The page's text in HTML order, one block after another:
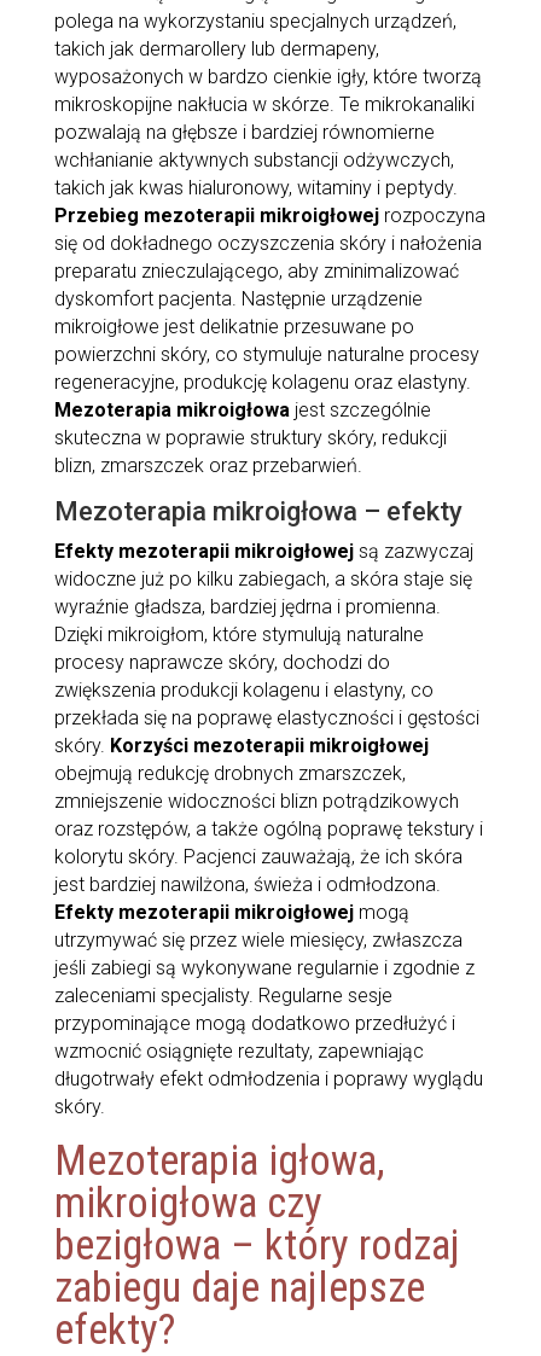
polega na wykorzystaniu specjalnych urządzeń,
takich jak dermarollery lub dermapeny,
wyposażonych w bardzo cienkie igły, które tworzą
mikroskopijne nakłucia w skórze. Te mikrokanaliki
pozwalają na głębsze i bardziej równomierne
wchłanianie aktywnych substancji odżywczych,
takich jak kwas hialuronowy, witaminy i peptydy.
Przebieg mezoterapii mikroigłowejrozpoczyna
się od dokładnego oczyszczenia skóry i nałożenia
preparatu znieczulającego, aby zminimalizować
dyskomfort pacjenta. Następnie urządzenie
mikroigłowe jest delikatnie przesuwane po
powierzchni skóry, co stymuluje naturalne procesy
regeneracyjne, produkcję kolagenu oraz elastyny.
Mezoterapia mikroigłowajest szczególnie
skuteczna w poprawie struktury skóry, redukcji
blizn, zmarszczek oraz przebarwień.
Mezoterapia mikroigłowa – efekty
Efekty mezoterapii mikroigłowejsą zazwyczaj
widoczne już po kilku zabiegach, a skóra staje się
wyraźnie gładsza, bardziej jędrna i promienna.
Dzięki mikroigłom, które stymulują naturalne
procesy naprawcze skóry, dochodzi do
zwiększenia produkcji kolagenu i elastyny, co
przekłada się na poprawę elastyczności i gęstości
skóry. Korzyści mezoterapii mikroigłowej
obejmują redukcję drobnych zmarszczek,
zmniejszenie widoczności blizn potrądzikowych
oraz rozstępów, a także ogólną poprawę tekstury i
kolorytu skóry. Pacjenci zauważają, że ich skóra
jest bardziej nawilżona, świeża i odmłodzona.
Efekty mezoterapii mikroigłowejmogą
utrzymywać się przez wiele miesięcy, zwłaszcza
jeśli zabiegi są wykonywane regularnie i zgodnie z
zaleceniami specjalisty. Regularne sesje
przypominające mogą dodatkowo przedłużyć i
wzmocnić osiągnięte rezultaty, zapewniając
długotrwały efekt odmłodzenia i poprawy wyglądu
skóry.
Mezoterapia igłowa,
mikroigłowa czy
bezigłowa – który rodzaj
zabiegu daje najlepsze
efekty?